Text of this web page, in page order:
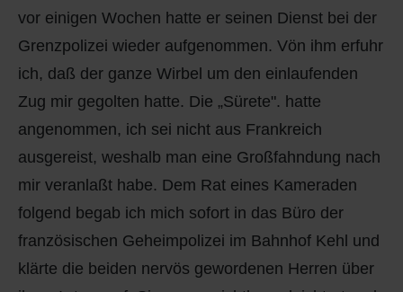
vor einigen Wochen hatte er seinen Dienst bei der
Grenzpolizei wieder aufgenommen. Vön ihm erfuhr
ich, daß der ganze Wirbel um den einlaufenden
Zug mir gegolten hatte. Die „Sürete". hatte
angenommen, ich sei nicht aus Frankreich
ausgereist, weshalb man eine Großfahndung nach
mir veranlaßt habe. Dem Rat eines Kameraden
folgend begab ich mich sofort in das Büro der
französischen Geheimpolizei im Bahnhof Kehl und
klärte die beiden nervös gewordenen Herren über